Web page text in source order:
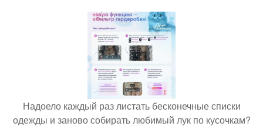
Надоело каждый раз листать бесконечные списки
одежды и заново собирать любимый лук по кусочкам?